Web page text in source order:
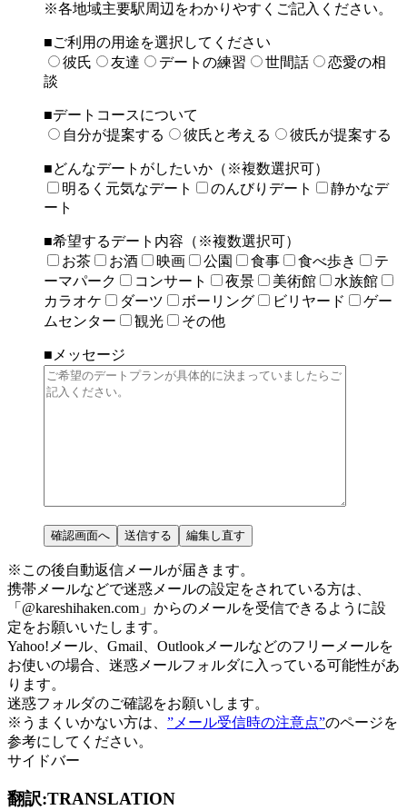
※各地域主要駅周辺をわかりやすくご記入ください。
■ご利用の用途を選択してください
彼氏
友達 デートの練習 世間話
恋愛の相
談
■デートコースについて
自分が提案する
彼氏と考える 彼氏が提案する
■どんなデートがしたいか（※複数選択可）
明るく元気なデート
のんびりデート
静かなデ
ート
■希望するデート内容（※複数選択可）
お茶
お酒 映画 公園 食事 食べ歩き
テ
ーマパーク
コンサート 夜景 美術館
水族館
カラオケ
ダーツ ボーリング ビリヤード
ゲー
ムセンター
観光 その他
■メッセージ
※この後自動返信メールが届きます。
携帯メールなどで迷惑メールの設定をされている方は、
「@kareshihaken.com」 からのメールを受信できるように設
定をお願いいたします。
Yahoo!メール、Gmail、Outlookメールなどのフリーメールを
お使いの場合、 迷惑メールフォルダに入っている可能性があ
ります。
迷惑フォルダのご確認をお願いします。
※うまくいかない方は、 ”メール受信時の注意点”のページを
参考にしてください。
サイドバー
翻訳:TRANSLATION